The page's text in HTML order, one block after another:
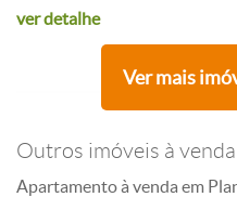
ver detalhe
Ver mais
Outros imóveis à
Apartamento à venda em